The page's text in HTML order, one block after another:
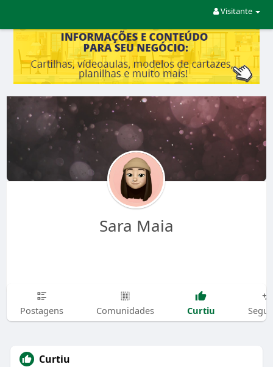
Visitante
Sara Maia
Postagens Comunidades Curtiu
Curtiu